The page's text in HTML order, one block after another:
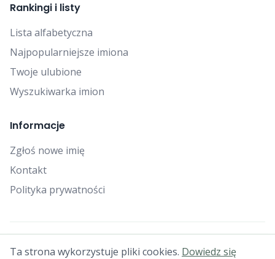
Rankingi i listy
Lista alfabetyczna
Najpopularniejsze imiona
Twoje ulubione
Wyszukiwarka imion
Informacje
Zgłoś nowe imię
Kontakt
Polityka prywatności
© 2025 Falcon Bytes. Wszelkie prawa zastrzeżone.
Ta strona wykorzystuje pliki cookies. Dowiedz się